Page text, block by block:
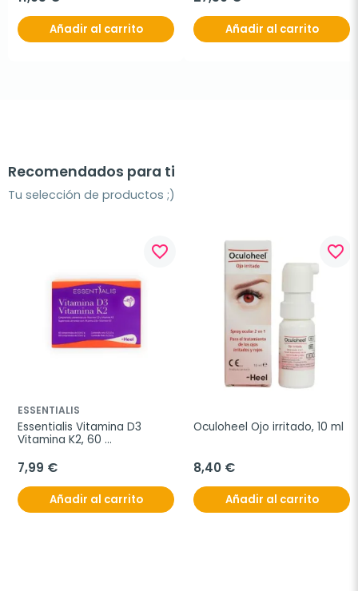
Añadir al carrito Añadir al carrito
Recomendados para ti
Tu selección de productos ;)
favorite_border
ESSENTIALIS
Essentialis Vitamina D3
Vitamina K2, 60
7,99 €
Añadir al carrito
favorite_border
Oculoheel Ojo irritado, 10 ml
8,40 €
Añadir al carrito